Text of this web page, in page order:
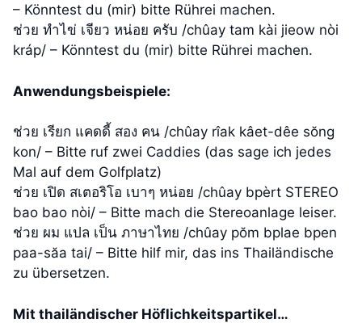
– Könntest du (mir) bitte Rührei machen.
ช่วย ทำไข่ เจียว หน่อย ครับ /chûay tam kài jieow nòi
kráp/ – Könntest du (mir) bitte Rührei machen.
Anwendungsbeispiele:
ช่วย เรียก แคดดี้ สอง คน /chûay rîak kâet-dêe sŏng
kon/ – Bitte ruf zwei Caddies (das sage ich jedes
Mal auf dem Golfplatz)
ช่วย เปิด สเตอริโอ เบาๆ หน่อย /chûay bpèrt STEREO
bao bao nòi/ – Bitte mach die Stereoanlage leiser.
ช่วย ผม แปล เป็น ภาษาไทย /chûay pŏm bplae bpen
paa-săa tai/ – Bitte hilf mir, das ins Thailändische
zu übersetzen.
Mit thailändischer Höflichkeitspartikel…